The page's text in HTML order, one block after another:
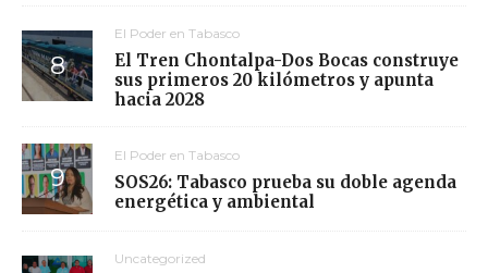
El Poder en Tabasco
El Tren Chontalpa-Dos Bocas construye
sus primeros 20 kilómetros y apunta
hacia 2028
El Poder en Tabasco
SOS26: Tabasco prueba su doble agenda
energética y ambiental
Uncategorized